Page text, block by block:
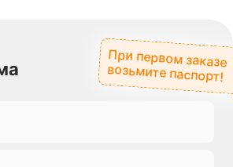
При первом заказе
возьмите паспорт!